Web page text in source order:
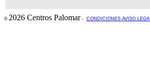
© 2026 Centros Palomar- CONDICIONES-AVISO LEGAL